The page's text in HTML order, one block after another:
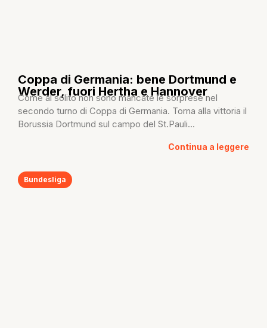
Coppa di Germania: bene Dortmund e
Werder, fuori Hertha e Hannover
Come al solito non sono mancate le sorprese nel
secondo turno di Coppa di Germania. Torna alla vittoria il
Borussia Dortmund sul campo del St.Pauli...
Continua a leggere
Bundesliga